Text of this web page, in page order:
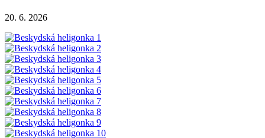
20. 6. 2026